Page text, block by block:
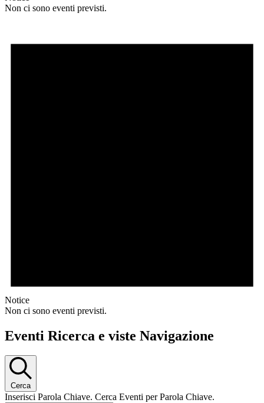
Non ci sono eventi previsti.
Notice
Non ci sono eventi previsti.
Eventi Ricerca e viste Navigazione
Cerca
Inserisci Parola Chiave. Cerca Eventi per Parola Chiave.